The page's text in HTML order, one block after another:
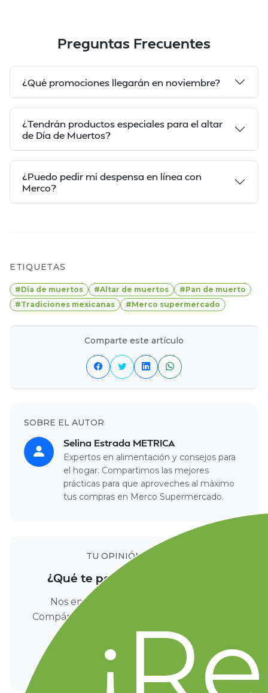
Preguntas Frecuentes
¿Qué promociones llegarán en noviembre?
¿Tendrán productos especiales para el altar
de Día de Muertos?
¿Puedo pedir mi despensa en línea con
Merco?
ETIQUETAS
#Día de muertos #Altar de muertos
#Pan de muerto
#Tradiciones mexicanas
#Merco supermercado
Comparte este artículo
SOBRE EL AUTOR
Selina Estrada METRICA
Expertos en alimentación y consejos para
el hogar. Compartimos las mejores
prácticas para que aproveches al máximo
tus compras en Merco Supermercado.
TU OPINIÓN CUENTA
¿Qué te pareció este artículo?
Nos encantaría conocer tu opinión.
Compártenos tus comentarios en nuestras
redes sociales.
Instagram